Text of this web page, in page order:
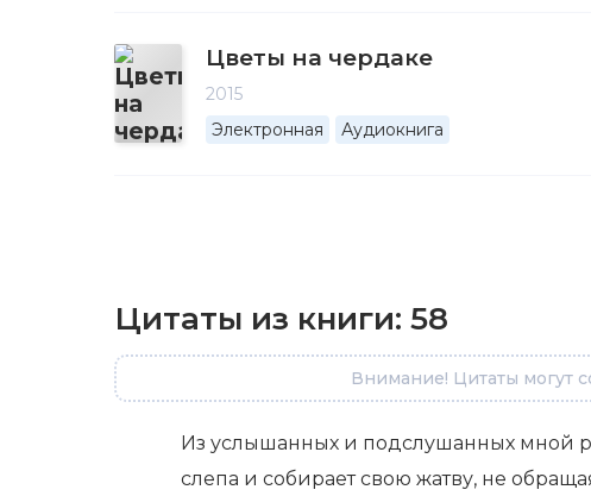
Цветы на чердаке
2015
Электронная
Аудиокнига
Цитаты из книги: 58
Внимание! Цитаты могут
Из услышанных и подслушанных мной
слепа и собирает свою жатву, не